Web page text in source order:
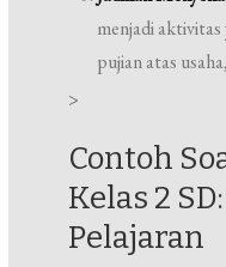
menjadi
pujian atas
>
Contoh
Kelas 2
Pelajaran